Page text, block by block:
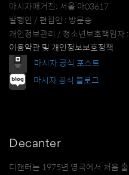
마시자매거진: 서울 아03617
발행인 / 편집인 : 방문송
개인정보관리 / 청소년보호책임자 :
이용약관 및 개인정보보호정책
마시자 공식 포스트
마시자 공식 블로그
Decanter
디캔터는 1975년 영국에서 처음